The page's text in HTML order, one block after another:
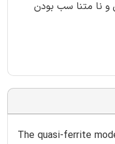
و نا متنا سب بودن
The quasi-ferrite